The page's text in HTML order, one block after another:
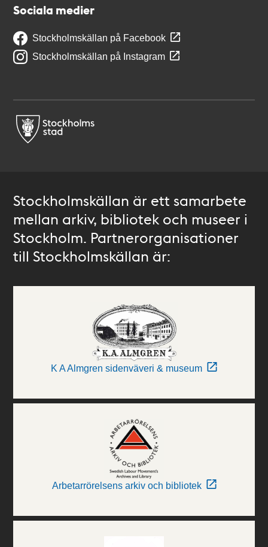
Sociala medier
Stockholmskällan på Facebook
Stockholmskällan på Instagram
Stockholmskällan är ett samarbete
mellan arkiv, bibliotek och museer i
Stockholm. Partnerorganisationer
till Stockholmskällan är:
K A Almgren sidenväveri & museum
Arbetarrörelsens arkiv och bibliotek